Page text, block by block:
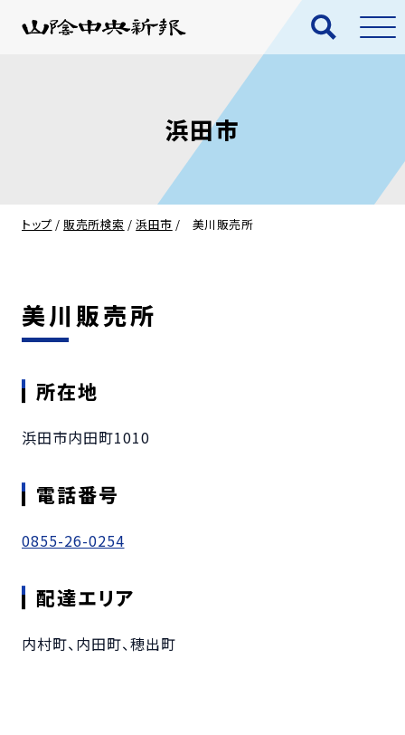
浜田市
トップ / 販売所検索 /浜田市 / 美川販売所
美川販売所
所在地
浜田市内田町1010
電話番号
0855-26-0254
配達エリア
内村町、内田町、穂出町